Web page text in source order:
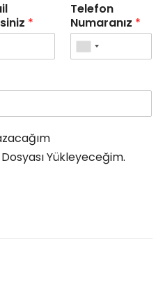
*
Telefon
Numaranız *
Yükleyeceğim.